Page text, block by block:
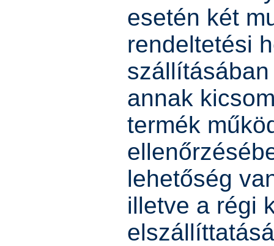
esetén két
rendeltetési
annak
termék
lehetőség
illetve a régi